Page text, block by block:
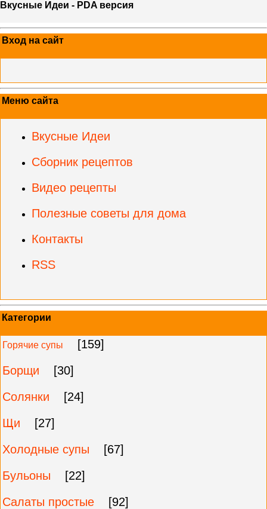
Вкусные Идеи - PDA версия
Вход на сайт
Меню сайта
Вкусные Идеи
Сборник рецептов
Видео рецепты
Полезные советы для дома
Контакты
RSS
Категории
Горячие супы
[159]
Борщи
[30]
Солянки
[24]
Щи
[27]
Холодные супы
[67]
Бульоны
[22]
Салаты простые
[92]